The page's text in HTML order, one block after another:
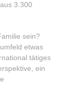
3.300
sein?
etwas
tätiges
ein